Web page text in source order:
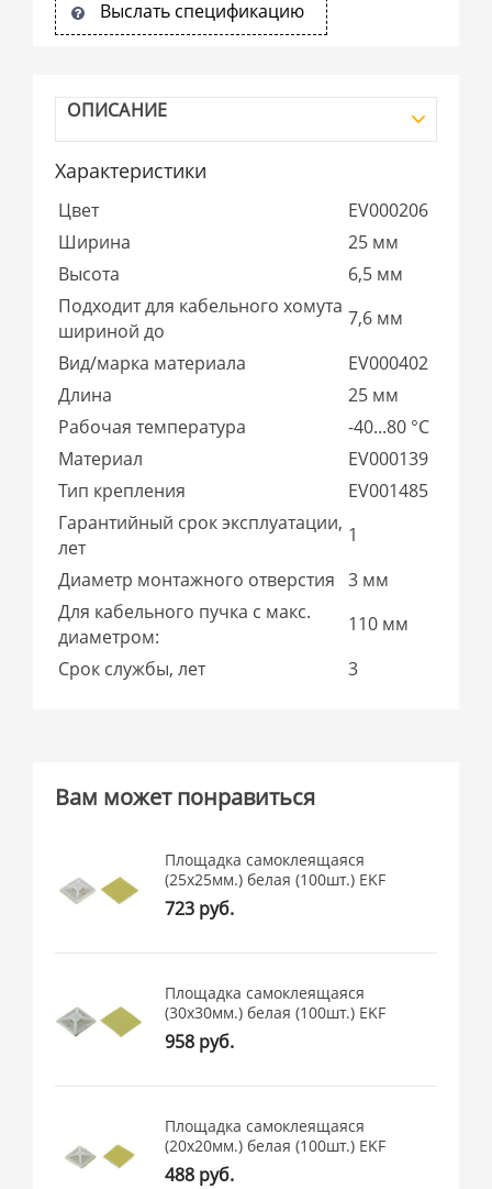
Выслать спецификацию
ОПИСАНИЕ
Характеристики
Цвет
EV000206
Ширина
25 мм
Высота
6,5 мм
Подходит для кабельного хомута
шириной до
7,6 мм
Вид/марка материала
EV000402
Длина
25 мм
Рабочая температура
-40...80 °C
Материал
EV000139
Тип крепления
EV001485
Гарантийный срок эксплуатации,
лет
1
Диаметр монтажного отверстия
3 мм
Для кабельного пучка с макс.
диаметром:
110 мм
Срок службы, лет
3
Вам может понравиться
Площадка самоклеящаяся
(25х25мм.) белая (100шт.) EKF
723 руб.
Площадка самоклеящаяся
(30х30мм.) белая (100шт.) EKF
958 руб.
Площадка самоклеящаяся
(20х20мм.) белая (100шт.) EKF
488 руб.